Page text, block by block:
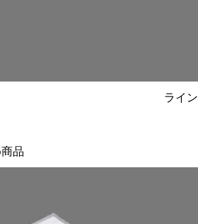
ライ
品